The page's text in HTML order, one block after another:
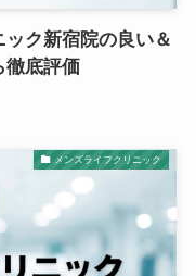
ック新宿院の良い＆
徹底評価
メンズライフクリニック